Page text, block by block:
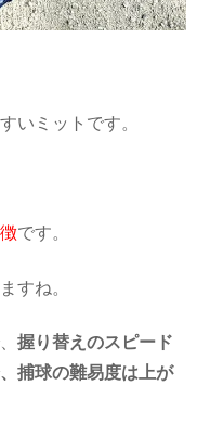
いミットです。
です。
すね。
握り替えのスピード
捕球の難易度は上が